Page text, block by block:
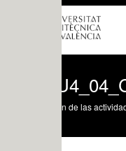
de las actividades científicas,